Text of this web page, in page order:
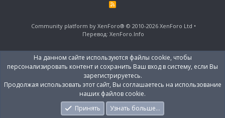
R
S
Community platform by XenForo® © 2010-2026 XenForo Ltd
Перевод: XenForo.Info